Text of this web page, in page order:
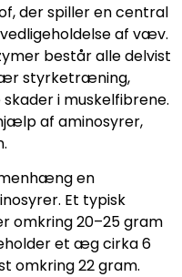
der spiller en central
af væv.
består alle delvist
styrketræning,
i muskelfibrene.
af aminosyrer,
en
Et typisk
omkring 20–25 gram
et æg cirka 6
omkring 22 gram.